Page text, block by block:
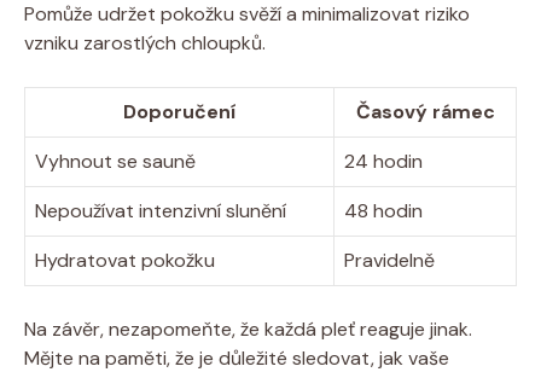
Pomůže udržet pokožku svěží a minimalizovat riziko
vzniku zarostlých chloupků.
Doporučení
Časový rámec
Vyhnout se sauně
24 hodin
Nepoužívat intenzivní slunění
48 hodin
Hydratovat pokožku
Pravidelně
Na závěr, nezapomeňte, že každá pleť reaguje jinak.
Mějte na paměti, že je důležité sledovat, jak vaše